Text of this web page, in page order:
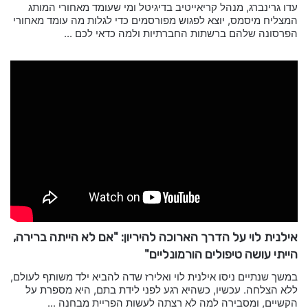
עדו גרינברג, מנהל קריאייטיב בדיגיטל ומי שעומד מאחורי המותג
המצליח מיסמס, יוצא לפגוש מפורסמים כדי לגלות מה עומד מאחורי
הפרסונה שלהם ברשתות החברתיות ולמה כדאי לכם ...
אילנית לוי על הדרך הארוכה להיריון: "אם לא הייתה ברירה,
הייתי עושה טיפולים הורמונליים"
במשך שנתיים ניסו אילנית לוי ואלירז שדה להביא ילד משותף לעולם,
ללא הצלחה. עכשיו, כשהיא רגע לפני לידת בתם, היא מספרת על
הקשיים, ומסבירה למה לא רצתה לעשות הפריית מבחנה ...